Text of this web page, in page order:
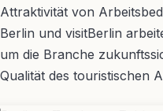
Attraktivität von
Berlin und visitBerlin
um die Branche
Qualität des touristischen